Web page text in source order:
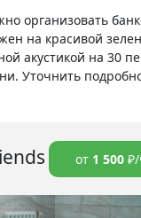
организовать
на красивой
акустикой на 30
Уточнить
от 1 500